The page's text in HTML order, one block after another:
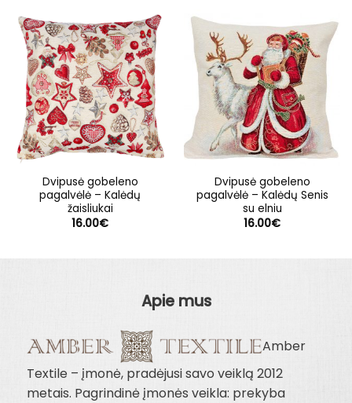
Dvipusė gobeleno
pagalvėlė – Kalėdų
žaisliukai
16.00€
Dvipusė gobeleno
pagalvėlė – Kalėdų Senis
su elniu
16.00€
Apie mus
Amber
Textile – įmonė, pradėjusi savo veiklą 2012
metais. Pagrindinė įmonės veikla: prekyba